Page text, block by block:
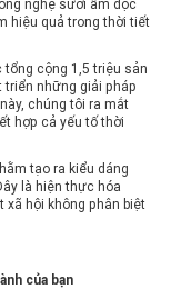
nghệ sưởi ấm độc
hiệu quả trong thời tiết
tổng cộng 1,5 triệu sản
những giải pháp
chúng tôi ra mắt
hợp cả yếu tố thời
tạo ra kiểu dáng
là hiện thực hóa
hội không phân biệt
của bạn